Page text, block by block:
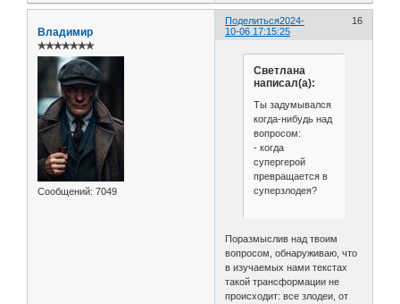
Поделиться 16
2024-
10-06 17:15:25
Владимир
✯✯✯✯✯✯✯
Сообщений: 7049
Светлана
написал(а):
Ты задумывался
когда-нибудь над
вопросом:
- когда
супергерой
превращается в
суперзлодея?
Поразмыслив над твоим
вопросом, обнаруживаю, что
в изучаемых нами текстах
такой трансформации не
происходит: все злодеи, от